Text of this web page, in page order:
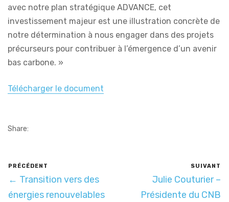
avec notre plan stratégique ADVANCE, cet
investissement majeur est une illustration concrète de
notre détermination à nous engager dans des projets
précurseurs pour contribuer à l’émergence d’un avenir
bas carbone. »
Télécharger le document
Share:
PRÉCÉDENT
← Transition vers des
énergies renouvelables
SUIVANT
Julie Couturier –
Présidente du CNB